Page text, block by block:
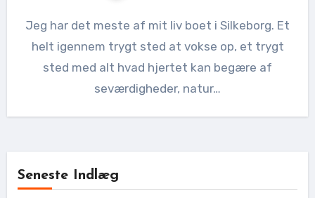
Jeg har det meste af mit liv boet i Silkeborg. Et
helt igennem trygt sted at vokse op, et trygt
sted med alt hvad hjertet kan begære af
seværdigheder, natur…
Seneste Indlæg